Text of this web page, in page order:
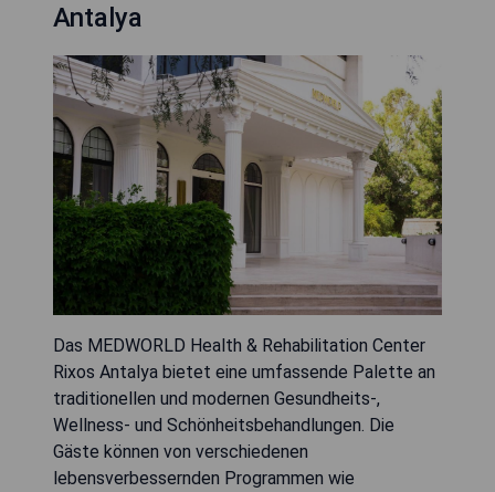
Antalya
Das MEDWORLD Health & Rehabilitation Center
Rixos Antalya bietet eine umfassende Palette an
traditionellen und modernen Gesundheits-,
Wellness- und Schönheitsbehandlungen. Die
Gäste können von verschiedenen
lebensverbessernden Programmen wie